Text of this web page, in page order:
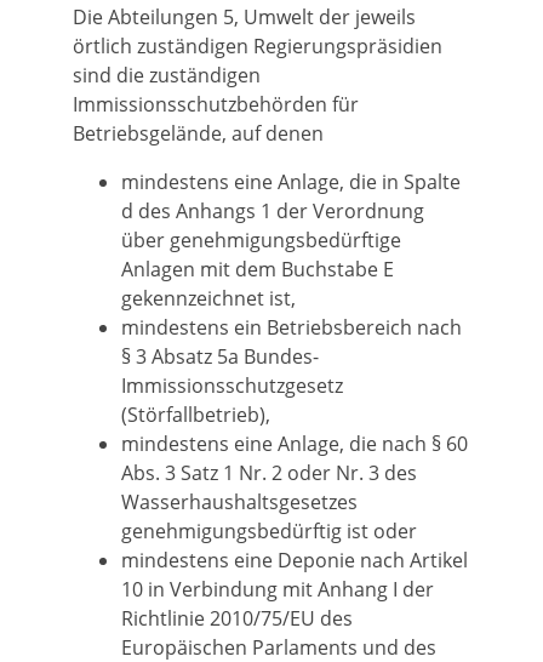
Die Abteilungen 5, Umwelt der jeweils
örtlich zuständigen Regierungspräsidien
sind die zuständigen
Immissionsschutzbehörden für
Betriebsgelände, auf denen
mindestens eine Anlage, die in Spalte
d des Anhangs 1 der Verordnung
über genehmigungsbedürftige
Anlagen mit dem Buchstabe E
gekennzeichnet ist,
mindestens ein Betriebsbereich nach
§ 3 Absatz 5a Bundes-
Immissionsschutzgesetz
(Störfallbetrieb),
mindestens eine Anlage, die nach § 60
Abs. 3 Satz 1 Nr. 2 oder Nr. 3 des
Wasserhaushaltsgesetzes
genehmigungsbedürftig ist oder
mindestens eine Deponie nach Artikel
10 in Verbindung mit Anhang I der
Richtlinie 2010/75/EU des
Europäischen Parlaments und des